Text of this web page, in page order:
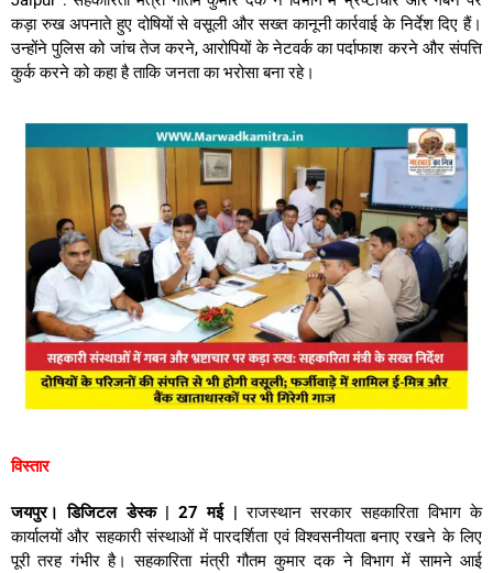
कड़ा रुख अपनाते हुए दोषियों से वसूली और सख्त कानूनी कार्रवाई के निर्देश दिए हैं।
उन्होंने पुलिस को जांच तेज करने, आरोपियों के नेटवर्क का पर्दाफाश करने और संपत्ति
कुर्क करने को कहा है ताकि जनता का भरोसा बना रहे।
विस्तार
जयपुर। डिजिटल डेस्क | 27 मई | राजस्थान सरकार सहकारिता विभाग के
कार्यालयों और सहकारी संस्थाओं में पारदर्शिता एवं विश्वसनीयता बनाए रखने के लिए
पूरी तरह गंभीर है। सहकारिता मंत्री गौतम कुमार दक ने विभाग में सामने आई